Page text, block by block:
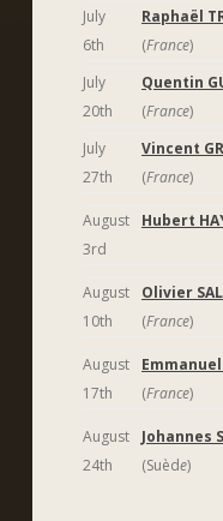
July
6th
Raphaël
(France)
July
20th
Quentin
(France)
July
27th
Vincent
(France)
August
3rd
Hubert
August
10th
Olivier
(France)
August
17th
Emmanuel
(France)
August
24th
Johannes
(Suède)